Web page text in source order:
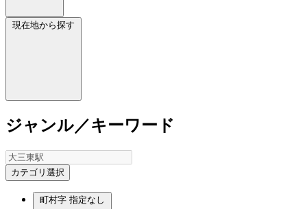
現在地から探す
ジャンル／キーワード
カテゴリ選択
町村字 指定なし